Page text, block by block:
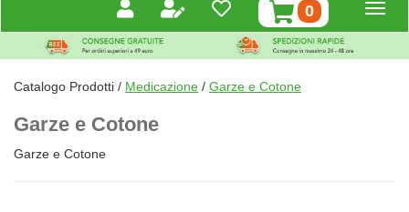
0prodotti
inseriti
Catalogo Prodotti / Medicazione / Garze e Cotone
Garze e Cotone
Garze e Cotone